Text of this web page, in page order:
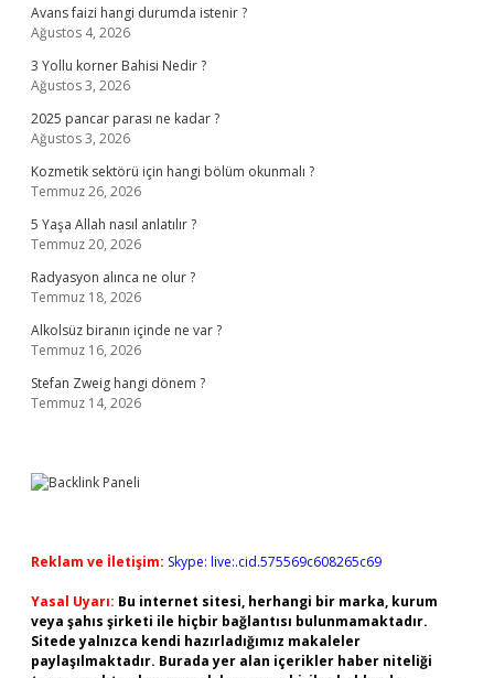
Avans faizi hangi durumda istenir ?
Ağustos 4, 2026
3 Yollu korner Bahisi Nedir ?
Ağustos 3, 2026
2025 pancar parası ne kadar ?
Ağustos 3, 2026
Kozmetik sektörü için hangi bölüm okunmalı ?
Temmuz 26, 2026
5 Yaşa Allah nasıl anlatılır ?
Temmuz 20, 2026
Radyasyon alınca ne olur ?
Temmuz 18, 2026
Alkolsüz biranın içinde ne var ?
Temmuz 16, 2026
Stefan Zweig hangi dönem ?
Temmuz 14, 2026
Reklam ve İletişim: Skype: live:.cid.575569c608265c69
Yasal Uyarı: Bu internet sitesi, herhangi bir marka, kurum
veya şahıs şirketi ile hiçbir bağlantısı bulunmamaktadır.
Sitede yalnızca kendi hazırladığımız makaleler
paylaşılmaktadır. Burada yer alan içerikler haber niteliği